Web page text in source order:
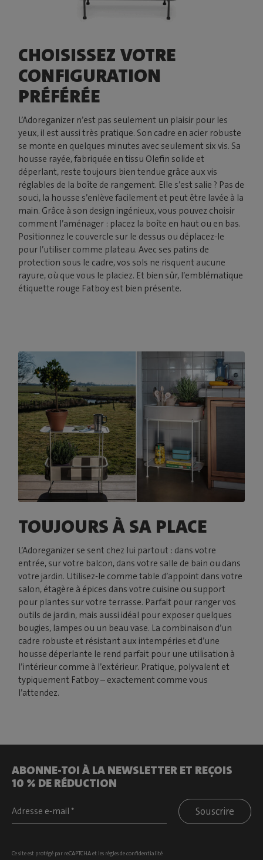
CHOISISSEZ VOTRE
CONFIGURATION
PRÉFÉRÉE
L’Adoreganizer n’est pas seulement un plaisir pour les
yeux, il est aussi très pratique. Son cadre en acier robuste
se monte en quelques minutes avec seulement six vis. Sa
housse rayée, fabriquée en tissu Olefin solide et
déperlant, reste toujours bien tendue grâce aux vis
réglables de la boîte de rangement. Elle s’est salie ? Pas de
souci, la housse s’enlève facilement et peut être lavée à la
main. Grâce à son design ingénieux, vous pouvez choisir
comment l’aménager : placez la boîte en haut ou en bas.
Positionnez le couvercle sur le dessus ou déplacez-le
pour l’utiliser comme plateau. Avec ses patins de
protection sous le cadre, vos sols ne risquent aucune
rayure, où que vous le placiez. Et bien sûr, l’emblématique
étiquette rouge Fatboy est bien présente.
TOUJOURS À SA PLACE
L’Adoreganizer se sent chez lui partout : dans votre
entrée, sur votre balcon, dans votre salle de bain ou dans
votre jardin. Utilisez-le comme table d’appoint dans votre
salon, étagère à épices dans votre cuisine ou support
pour plantes sur votre terrasse. Parfait pour ranger vos
outils de jardin, mais aussi idéal pour exposer quelques
bougies, lampes ou un beau vase. La combinaison d’un
cadre robuste et résistant aux intempéries et d’une
housse déperlante le rend parfait pour une utilisation à
l’intérieur comme à l’extérieur. Pratique, polyvalent et
typiquement Fatboy – exactement comme vous
l’attendez.
ABONNE-TOI À LA NEWSLETTER ET REÇOIS
10 % DE RÉDUCTION
Souscrire
Ce site est protégé par reCAPTCHA et les règles de confidentialité